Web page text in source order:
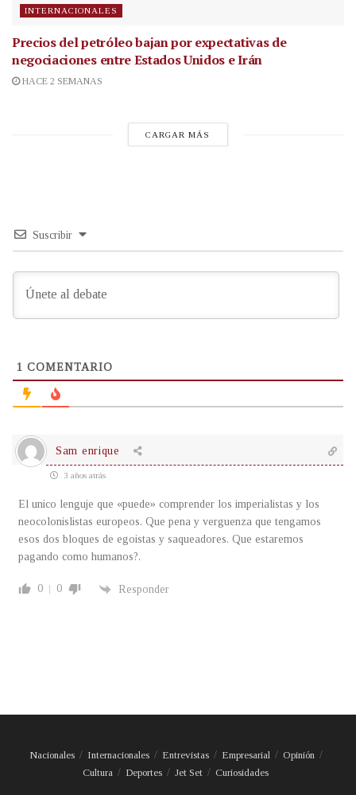
INTERNACIONALES
Precios del petróleo bajan por expectativas de
negociaciones entre Estados Unidos e Irán
HACE 2 SEMANAS
CARGAR MÁS
Suscribir
1 COMENTARIO
Sam enrique
3 años atrás
El unico lenguje que «puede» comprender los imperialistas y los
neocolonislistas europeos. Que pena y verguenza que tengamos
esos dos bloques de egoistas y saqueadores. Que estaremos
pagando como humanos?.
0 0 Responder
Nacionales Internacionales Entrevistas Empresarial
Opinión
Cultura
Deportes Jet Set Curiosidades